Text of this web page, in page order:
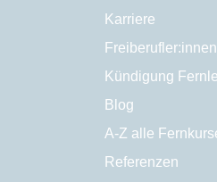
Karriere
Freiberufler:innen
Kündigung
Blog
A-Z alle
Referenzen